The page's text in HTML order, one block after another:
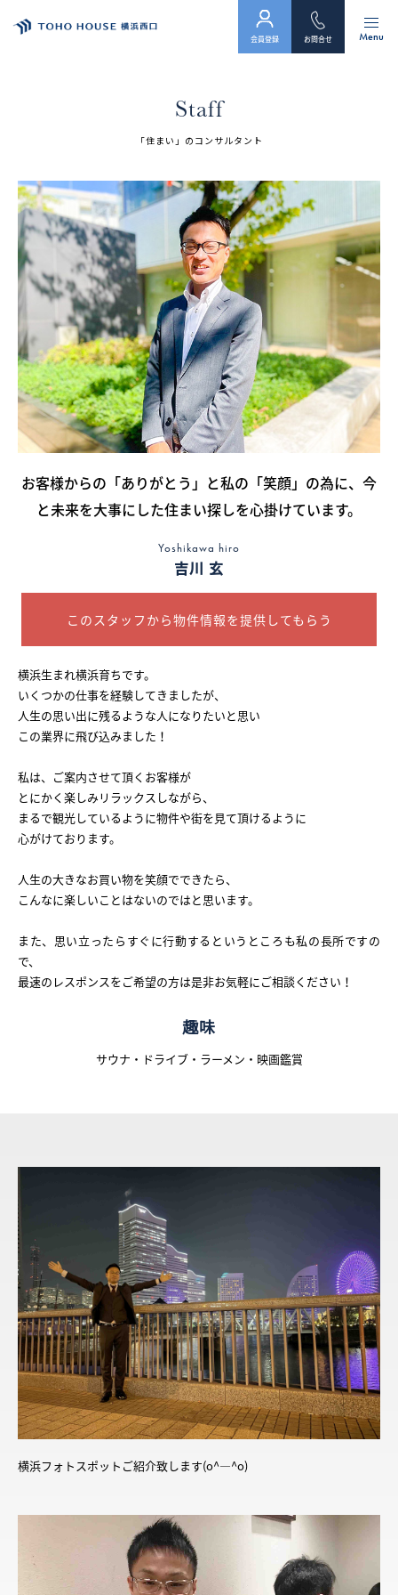
会員フォーム
サービス
会社案内
スタッフ紹介（「住まい」のコンサルタント）
お客様の声
お知らせ
採用情報
ログイン
お気に入り物件一覧
What’s MIRAKARE
Menu
お問合せ
会員登録
Staff
「住まい」のコンサルタント
お客様からの「ありがとう」と私の「笑顔」の為に、今
と未来を大事にした住まい探しを心掛けています。
Yoshikawa hiro
吉川 玄
このスタッフから物件情報を提供してもらう
横浜生まれ横浜育ちです。
いくつかの仕事を経験してきましたが、
人生の思い出に残るような人になりたいと思い
この業界に飛び込みました！
私は、ご案内させて頂くお客様が
とにかく楽しみリラックスしながら、
まるで観光しているように物件や街を見て頂けるように
心がけております。
人生の大きなお買い物を笑顔でできたら、
こんなに楽しいことはないのではと思います。
また、思い立ったらすぐに行動するというところも私の長所ですの
で、
最速のレスポンスをご希望の方は是非お気軽にご相談ください！
趣味
サウナ・ドライブ・ラーメン・映画鑑賞
横浜フォトスポットご紹介致します(o^―^o)